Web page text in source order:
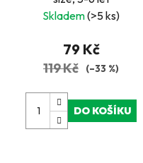
Skladem(>5 ks)
79 Kč
119 Kč (–33 %)
DO KOŠÍKU